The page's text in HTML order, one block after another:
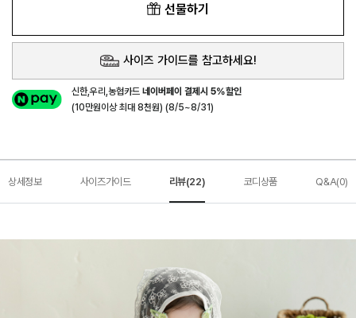
선물하기
사이즈 가이드를 참고하세요!
신한,우리,농협카드네이버페이 결제시 5%할인
(10만원이상 최대 8천원) (8/5~8/31)
상세정보 사이즈가이드 리뷰(22) 코디상품 Q&A(0)